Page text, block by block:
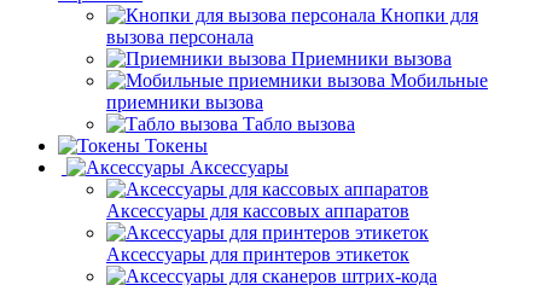
Кнопки для
вызова персонала
Приемники вызова
Мобильные
приемники вызова
Табло вызова
Токены
Аксессуары
Аксессуары для кассовых аппаратов
Аксессуары для принтеров этикеток